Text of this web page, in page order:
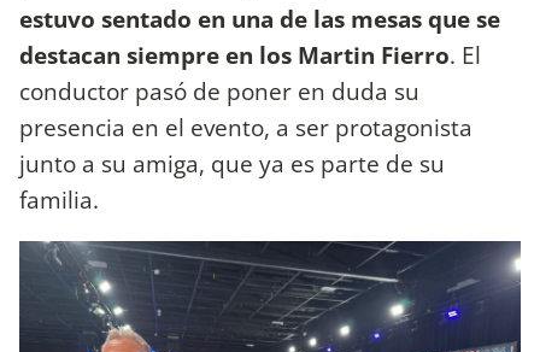
estuvo sentado en una de las mesas que se
destacan siempre en los Martin Fierro. El
conductor pasó de poner en duda su
presencia en el evento, a ser protagonista
junto a su amiga, que ya es parte de su
familia.